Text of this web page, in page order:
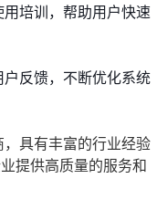
培训，帮助用户快速
反馈，不断优化系统
具有丰富的行业经验
提供高质量的服务和